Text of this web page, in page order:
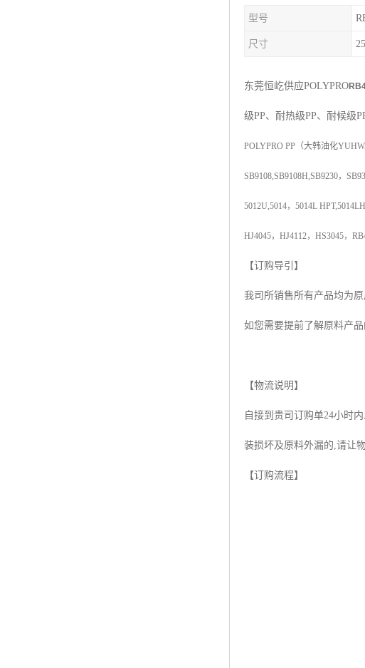
型号
尺寸
东莞恒屹供应POLYPRO
级PP、耐热级PP、耐候级
POLYPRO PP （大韩油化
SB9108,SB9108H,SB9230，
5012U,5014， 5014L
HJ4045， HJ4112， HS3045，
【订购导引】
我司所销售所有产品均为
如您需要提前了解原料产
【物流说明】
自接到贵司订购单24小时
装损坏及原料外漏的,请让
【订购流程】